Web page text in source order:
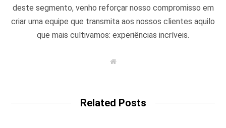
deste segmento, venho reforçar nosso compromisso em
criar uma equipe que transmita aos nossos clientes aquilo
que mais cultivamos: experiências incríveis.
W
Related Posts